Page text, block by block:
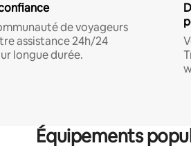
de voyageurs
assistance 24h/24
longue durée.
Équipements